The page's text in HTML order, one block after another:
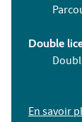
Double
En savoir